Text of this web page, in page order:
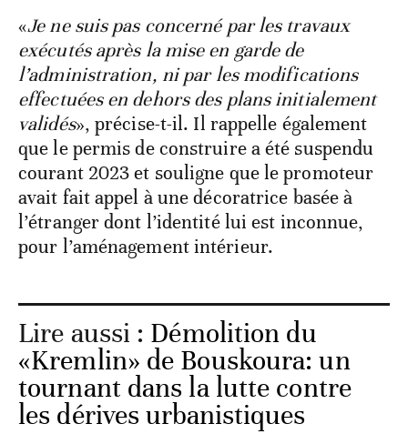
«Je ne suis pas concerné par les travaux
exécutés après la mise en garde de
l’administration, ni par les modifications
effectuées en dehors des plans initialement
validés», précise-t-il. Il rappelle également
que le permis de construire a été suspendu
courant 2023 et souligne que le promoteur
avait fait appel à une décoratrice basée à
l’étranger dont l’identité lui est inconnue,
pour l’aménagement intérieur.
Lire aussi : Démolition du
«Kremlin» de Bouskoura: un
tournant dans la lutte contre
les dérives urbanistiques